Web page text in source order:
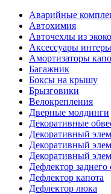
Аварийные
Автохимия
Авточехлы из
Аксессуары
Амортизаторы
Багажник
Боксы на крышу
Брызговики
Велокрепления
Дверные молдинги
Декоративные
Декоративный
Декоративный
Декоративный
Дефлектор заднего
Дефлектор капота
Дефлектор люка